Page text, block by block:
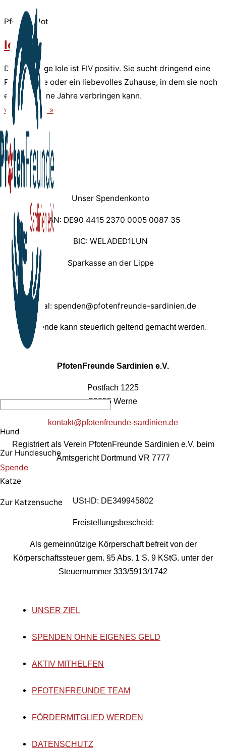
Hund
Zur Hundesuche
Spende
Katze
Zur Katzensuche
Pfote in Not
Iole
Die elfjährige Iole ist FIV positiv. Sie sucht dringend eine
Pflegestelle oder ein liebevolles Zuhause, in dem sie noch
einige schöne Jahre verbringen kann.
weiterlesen »
Unser Spendenkonto
IBAN: DE90 4415 2370 0005 0087 35
BIC: WELADED1LUN
Sparkasse an der Lippe
Paypal: spenden@pfotenfreunde-sardinien.de
Ihre Spende kann steuerlich geltend gemacht werden.
PfotenFreunde Sardinien e.V.
Postfach 1225
59355 Werne
kontakt@pfotenfreunde-sardinien.de
Registriert als Verein PfotenFreunde Sardinien e.V. beim
Amtsgericht Dortmund VR 7777
USt-ID: DE349945802
Freistellungsbescheid:
Als gemeinnützige Körperschaft befreit von der
Körperschaftssteuer gem. §5 Abs. 1 S. 9 KStG. unter der
Steuernummer 333/5913/1742
UNSER ZIEL
SPENDEN OHNE EIGENES GELD
AKTIV MITHELFEN
PFOTENFREUNDE TEAM
FÖRDERMITGLIED WERDEN
DATENSCHUTZ